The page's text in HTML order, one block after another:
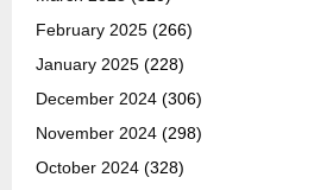
February 2025 (266)
January 2025 (228)
December 2024 (306)
November 2024 (298)
October 2024 (328)